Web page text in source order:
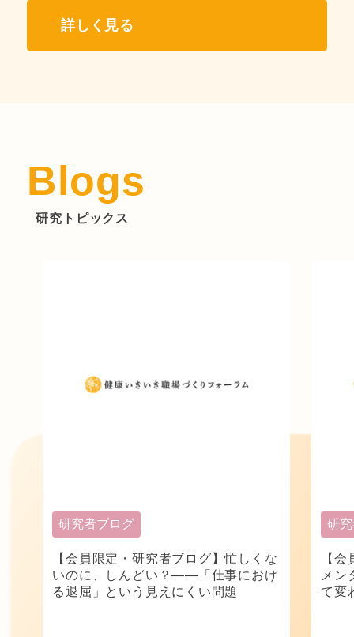
詳しく見る
Blogs
研究トピックス
研究者ブログ
【会員限定・研究者ブログ】忙しくな
いのに、しんどい？――「仕事におけ
る退屈」という見えにくい問題
研
【
メン
て変